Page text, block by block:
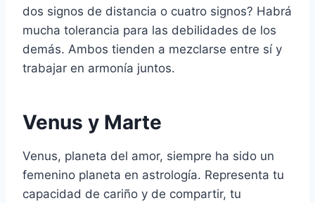
dos signos de distancia o cuatro signos? Habrá
mucha tolerancia para las debilidades de los
demás. Ambos tienden a mezclarse entre sí y
trabajar en armonía juntos.
Venus y Marte
Venus, planeta del amor, siempre ha sido un
femenino planeta en astrología. Representa tu
capacidad de cariño y de compartir, tu